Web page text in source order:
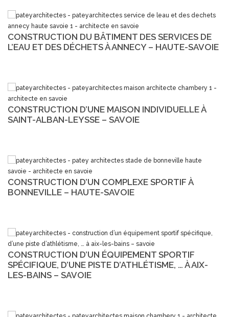
CONSTRUCTION DU BÂTIMENT DES SERVICES DE
L’EAU ET DES DÉCHETS À ANNECY – HAUTE-SAVOIE
CONSTRUCTION D’UNE MAISON INDIVIDUELLE À
SAINT-ALBAN-LEYSSE – SAVOIE
CONSTRUCTION D’UN COMPLEXE SPORTIF À
BONNEVILLE – HAUTE-SAVOIE
CONSTRUCTION D’UN ÉQUIPEMENT SPORTIF
SPÉCIFIQUE, D’UNE PISTE D’ATHLÉTISME, … À AIX-
LES-BAINS – SAVOIE